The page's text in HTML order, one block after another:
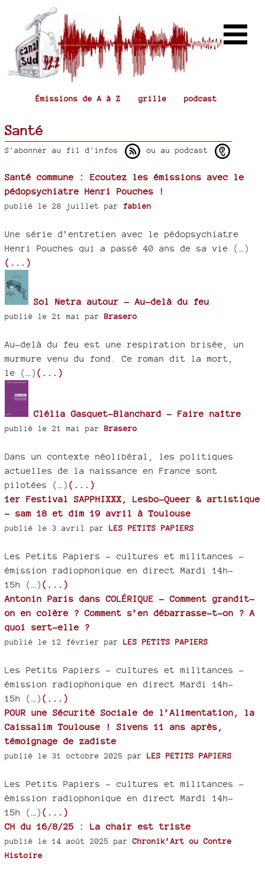
Émissions de A à Z grille podcast
Santé
S'abonner au fil d'infos ou au podcast
Santé commune : Ecoutez les émissions avec le
pédopsychiatre Henri Pouches !
publié le 28 juillet par fabien
Une série d’entretien avec le pédopsychiatre
Henri Pouches qui a passé 40 ans de sa vie (…)
(...)
Sol Netra autour - Au-delà du feu
publié le 21 mai par Brasero
Au-delà du feu est une respiration brisée, un
murmure venu du fond. Ce roman dit la mort,
le (…) (...)
Clélia Gasquet-Blanchard - Faire naître
publié le 21 mai par Brasero
Dans un contexte néolibéral, les politiques
actuelles de la naissance en France sont
pilotées (…) (...)
1er Festival SAPPHIXXX, Lesbo-Queer & artistique
- sam 18 et dim 19 avril à Toulouse
publié le 3 avril par LES PETITS PAPIERS
Les Petits Papiers – cultures et militances -
émission radiophonique en direct Mardi 14h-
15h (…) (...)
Antonin Paris dans COLÉRIQUE - Comment grandit-
on en colère ? Comment s’en débarrasse-t-on ? A
quoi sert-elle ?
publié le 12 février par LES PETITS PAPIERS
Les Petits Papiers – cultures et militances -
émission radiophonique en direct Mardi 14h-
15h (…) (...)
POUR une Sécurité Sociale de l’Alimentation, la
Caissalim Toulouse ! Sivens 11 ans après,
témoignage de zadiste
publié le 31 octobre 2025 par LES PETITS PAPIERS
Les Petits Papiers – cultures et militances -
émission radiophonique en direct Mardi 14h-
15h (…) (...)
CH du 16/8/25 : La chair est triste
publié le 14 août 2025 parChronik’Art ou Contre
Histoire